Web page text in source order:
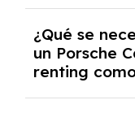
casos, un
y un pago
¿Qué se
un Porsche
renting